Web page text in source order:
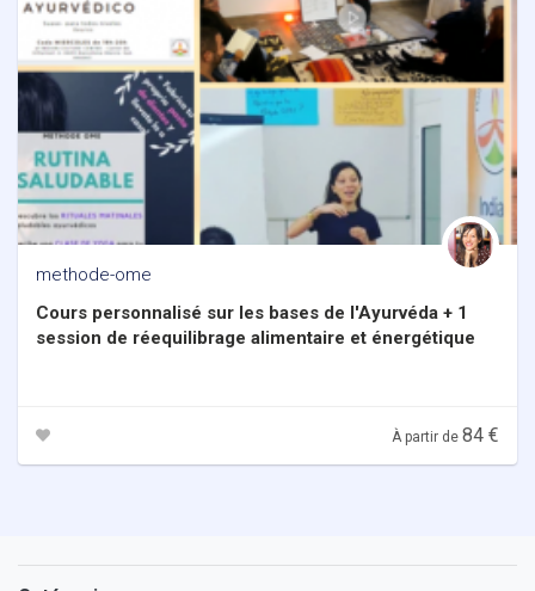
methode-ome
Cours personnalisé sur les bases de l'Ayurvéda + 1
session de réequilibrage alimentaire et énergétique
À partir de 84 €